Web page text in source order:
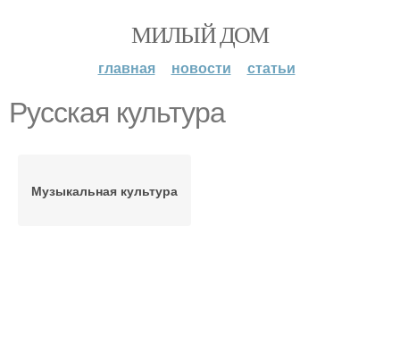
МИЛЫЙ ДОМ
главная новости статьи
Русская культура
Музыкальная культура